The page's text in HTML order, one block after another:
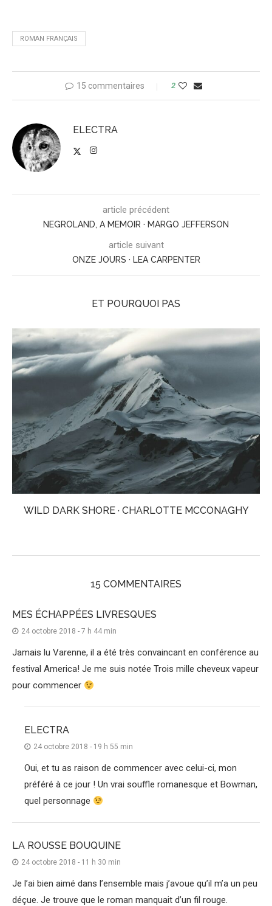
ROMAN FRANÇAIS
15 commentaires 2
ELECTRA
article précédent
NEGROLAND, A MEMOIR · MARGO JEFFERSON
article suivant
ONZE JOURS · LEA CARPENTER
ET POURQUOI PAS
WILD DARK SHORE · CHARLOTTE MCCONAGHY
15 COMMENTAIRES
MES ÉCHAPPÉES LIVRESQUES
24 octobre 2018 - 7 h 44 min
Jamais lu Varenne, il a été très convaincant en conférence au
festival America! Je me suis notée Trois mille cheveux vapeur
pour commencer
ELECTRA
24 octobre 2018 - 19 h 55 min
Oui, et tu as raison de commencer avec celui-ci, mon
préféré à ce jour ! Un vrai souffle romanesque et Bowman,
quel personnage
LA ROUSSE BOUQUINE
24 octobre 2018 - 11 h 30 min
Je l’ai bien aimé dans l’ensemble mais j’avoue qu’il m’a un peu
déçue. Je trouve que le roman manquait d’un fil rouge.